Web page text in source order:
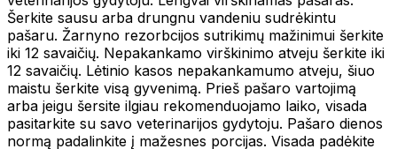
Šerkite sausu arba drungnu vandeniu sudrėkintu
pašaru. Žarnyno rezorbcijos sutrikimų mažinimui šerkite
iki 12 savaičių. Nepakankamo virškinimo atveju šerkite iki
12 savaičių. Lėtinio kasos nepakankamumo atveju, šiuo
maistu šerkite visą gyvenimą. Prieš pašaro vartojimą
arba jeigu šersite ilgiau rekomenduojamo laiko, visada
pasitarkite su savo veterinarijos gydytoju. Pašaro dienos
normą padalinkite į mažesnes porcijas. Visada padėkite